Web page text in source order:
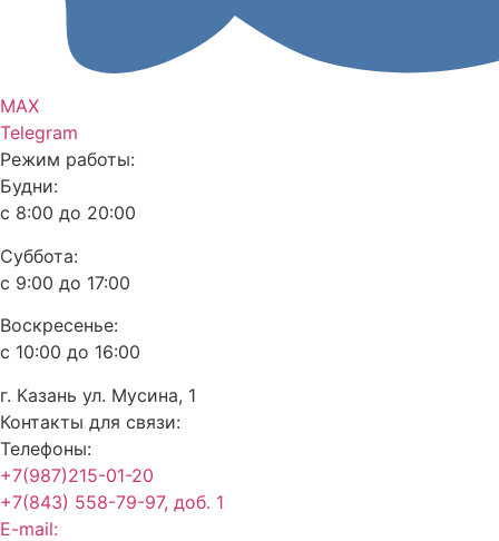
MAX
Telegram
Режим работы:
Будни:
с 8:00 до 20:00
Суббота:
с 9:00 до 17:00
Воскресенье:
с 10:00 до 16:00
г. Казань ул. Мусина, 1
Контакты для связи:
Телефоны:
+7(987)215-01-20
+7(843) 558-79-97, доб. 1
E-mail: